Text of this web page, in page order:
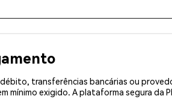
transferências bancárias ou
exigido. A plataforma segura da